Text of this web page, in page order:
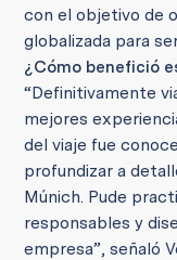
con el objetivo de
globalizada para
¿Cómo benefició
“Definitivamente
mejores
del viaje fue
profundizar a
Múnich. Pude
responsables y
empresa”, señaló